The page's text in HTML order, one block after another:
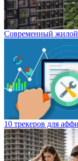
Современный жилой
10 трекеров для